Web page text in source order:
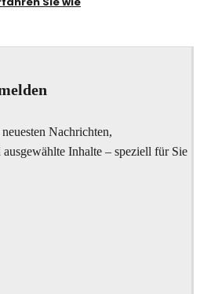
Nachrichten,
Inhalte – speziell für Sie